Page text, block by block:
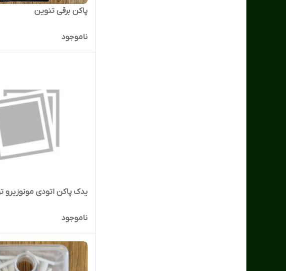
پاکن برقی تنوین
ناموجود
یدک پاکن اتودی مونوزیرو
ناموجود